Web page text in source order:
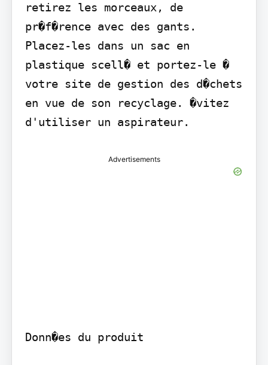
retirez les morceaux, de
pr�f�rence avec des gants.
Placez-les dans un sac en
plastique scell� et portez-le �
votre site de gestion des d�chets
en vue de son recyclage. �vitez
d'utiliser un aspirateur.
Advertisements
Donn�es du produit